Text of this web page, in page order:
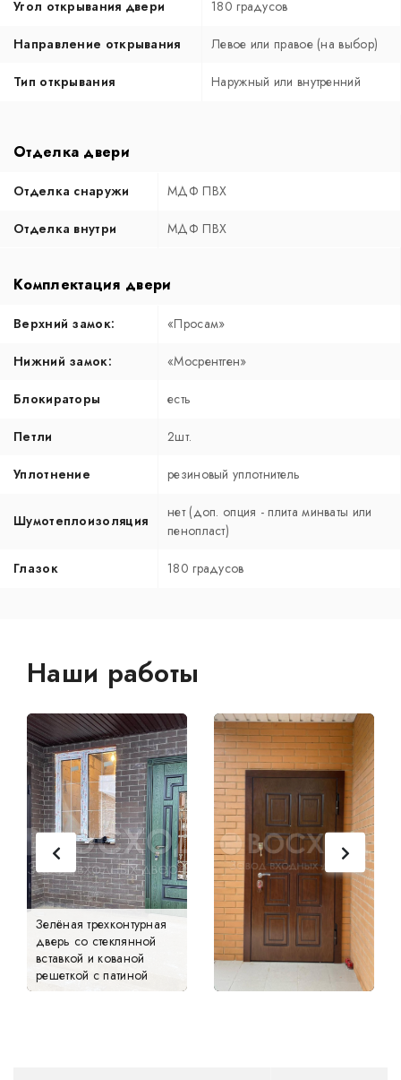
Угол открывания двери 180 градусов
Направление открывания Левое или правое (на выбор)
Тип открывания Наружный или внутренний
Отделка двери
Отделка снаружи МДФ ПВХ
Отделка внутри МДФ ПВХ
Комплектация двери
Верхний замок: «Просам»
Нижний замок: «Мосрентген»
Блокираторы есть
Петли 2шт.
Уплотнение резиновый уплотнитель
Шумотеплоизоляция
нет (доп. опция - плита минваты или
пенопласт)
Глазок 180 градусов
Наши работы
Зелёная трехконтурная
дверь со стеклянной
вставкой и кованой
решеткой с патиной